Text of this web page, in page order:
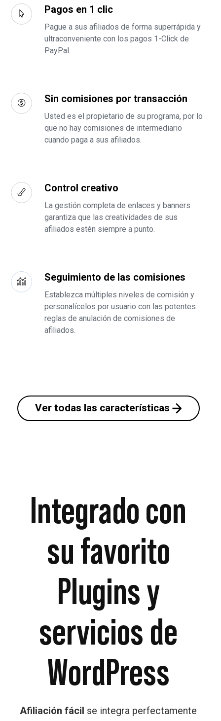
Pagos en 1 clic
Pague a sus afiliados de forma superrápida y
ultraconveniente con los pagos 1-Click de
PayPal.
Sin comisiones por transacción
Usted es el propietario de su programa, por lo
que no hay comisiones de intermediario
cuando paga a sus afiliados.
Control creativo
La gestión completa de enlaces y banners
garantiza que las creatividades de sus
afiliados estén siempre a punto.
Seguimiento de las comisiones
Establezca múltiples niveles de comisión y
personalícelos por usuario con las potentes
reglas de anulación de comisiones de
afiliados.
Ver todas las características
Integrado con
su favorito
Plugins y
servicios de
WordPress
Afiliación fácil se integra perfectamente